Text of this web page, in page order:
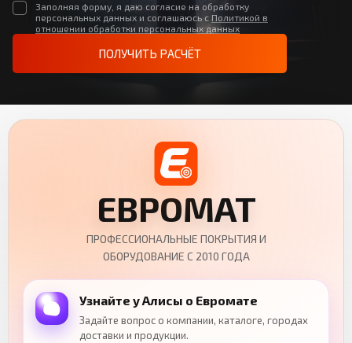
Заполняя форму, я даю согласие на обработку
персональных данных и соглашаюсь с Политикой в
отношении обработки персональных данных
ПОЛУЧИТЬ РАСЧЁТ
ЕВРОМАТ
ПРОФЕССИОНАЛЬНЫЕ ПОКРЫТИЯ И
ОБОРУДОВАНИЕ С 2010 ГОДА
Узнайте у Алисы о Евромате
Задайте вопрос о компании, каталоге, городах
доставки и продукции.